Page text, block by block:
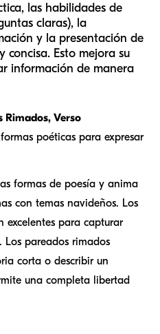
las habilidades de
claras), la
y la presentación de
concisa. Esto mejora su
información de manera
Rimados, Verso
poéticas para expresar
formas de poesía y anima
con temas navideños. Los
excelentes para capturar
pareados rimados
corta o describir un
una completa libertad